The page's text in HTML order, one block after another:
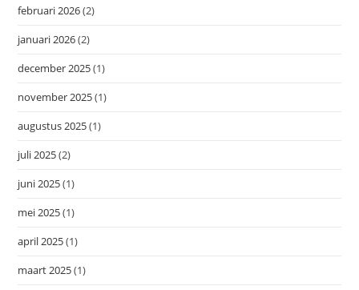
februari 2026(2)
januari 2026(2)
december 2025(1)
november 2025(1)
augustus 2025(1)
juli 2025(2)
juni 2025(1)
mei 2025(1)
april 2025(1)
maart 2025(1)